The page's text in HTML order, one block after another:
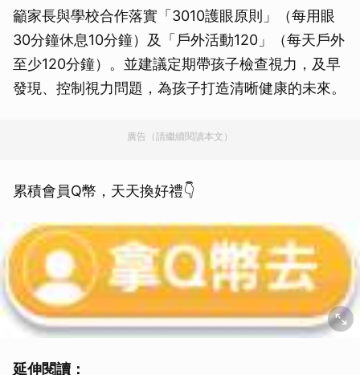
籲家長與學校合作落實「3010護眼原則」（每用眼
30分鐘休息10分鐘）及「戶外活動120」（每天戶外
至少120分鐘）。並建議定期帶孩子檢查視力，及早
發現、控制視力問題，為孩子打造清晰健康的未來。
廣告（請繼續閱讀本文）
累積會員Q幣，天天換好禮👇
延伸閱讀：